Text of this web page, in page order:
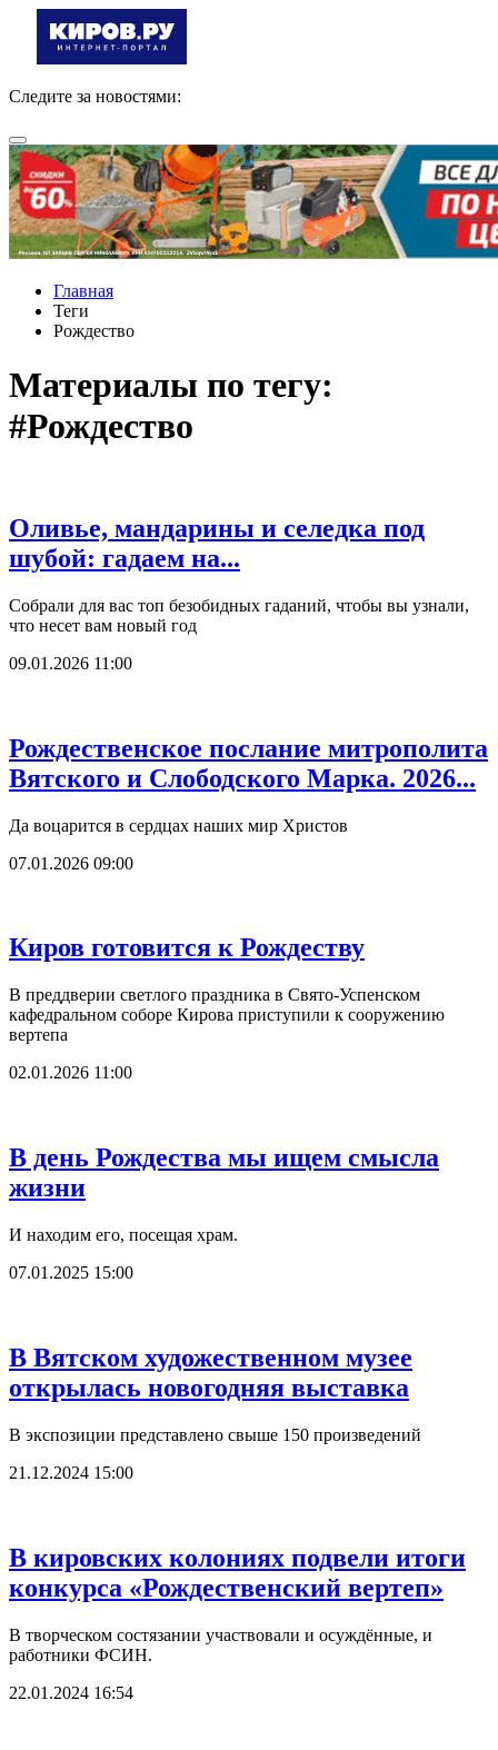
Следите за новостями:
Главная
Теги
Рождество
Материалы по тегу:
#Рождество
Оливье, мандарины и селедка под
шубой: гадаем на...
Собрали для вас топ безобидных гаданий, чтобы вы узнали,
что несет вам новый год
09.01.2026 11:00
Рождественское послание митрополита
Вятского и Слободского Марка. 2026...
Да воцарится в сердцах наших мир Христов
07.01.2026 09:00
Киров готовится к Рождеству
В преддверии светлого праздника в Свято-Успенском
кафедральном соборе Кирова приступили к сооружению
вертепа
02.01.2026 11:00
В день Рождества мы ищем смысла
жизни
И находим его, посещая храм.
07.01.2025 15:00
В Вятском художественном музее
открылась новогодняя выставка
В экспозиции представлено свыше 150 произведений
21.12.2024 15:00
В кировских колониях подвели итоги
конкурса «Рождественский вертеп»
В творческом состязании участвовали и осуждённые, и
работники ФСИН.
22.01.2024 16:54